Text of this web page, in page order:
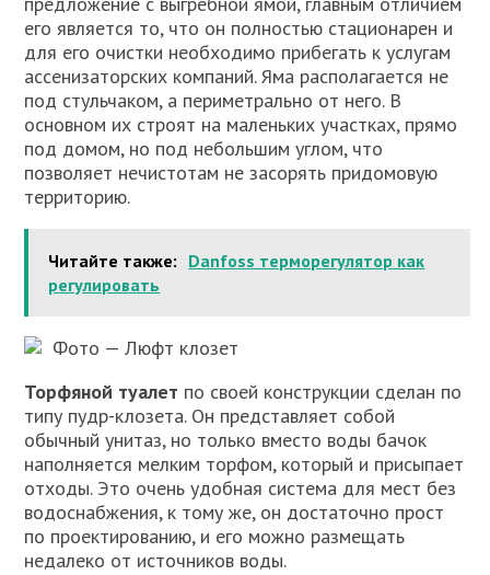
его является то, что он полностью стационарен и
для его очистки необходимо прибегать к услугам
ассенизаторских компаний. Яма располагается не
под стульчаком, а периметрально от него. В
основном их строят на маленьких участках, прямо
под домом, но под небольшим углом, что
позволяет нечистотам не засорять придомовую
территорию.
Читайте также: Danfoss терморегулятор как
регулировать
Фото — Люфт клозет
Торфяной туалет по своей конструкции сделан по
типу пудр-клозета. Он представляет собой
обычный унитаз, но только вместо воды бачок
наполняется мелким торфом, который и присыпает
отходы. Это очень удобная система для мест без
водоснабжения, к тому же, он достаточно прост
по проектированию, и его можно размещать
недалеко от источников воды.